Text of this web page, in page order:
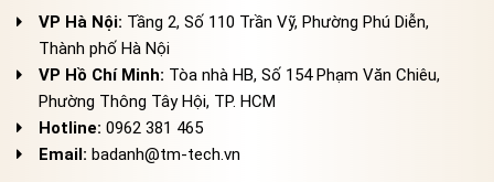
VP Hà Nội: Tầng 2, Số 110 Trần Vỹ, Phường Phú Diễn,
Thành phố Hà Nội
VP Hồ Chí Minh: Tòa nhà HB, Số 154 Phạm Văn Chiêu,
Phường Thông Tây Hội, TP. HCM
Hotline: 0962 381 465
Email: badanh@tm-tech.vn